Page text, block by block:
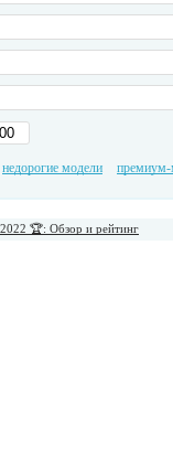
недорогие модели премиум-
🏆: Обзор и рейтинг